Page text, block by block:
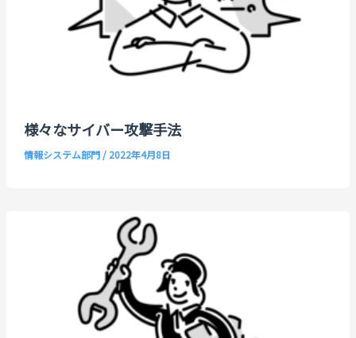
様々なサイバー攻撃手法
情報システム部門/ 2022年4月8日